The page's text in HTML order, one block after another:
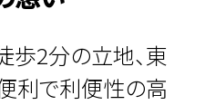
歩2分の立地、東
利で利便性の高